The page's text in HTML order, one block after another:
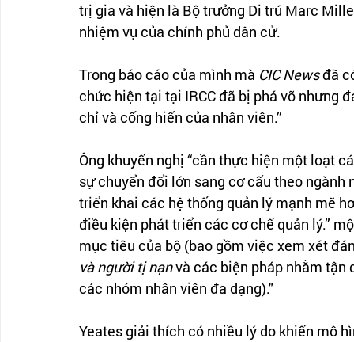
trị gia và hiện là Bộ trưởng Di trú Marc
nhiệm vụ của chính phủ dân cử.
Trong báo cáo của mình mà CIC News đã
chức hiện tại tại IRCC đã bị phá vỡ nhưng
chỉ và cống hiến của nhân viên.”
Ông khuyến nghị “cần thực hiện một loạt
sự chuyển đổi lớn sang cơ cấu theo
triển khai các hệ thống quản lý mạnh mẽ
điều kiện phát triển các cơ chế quản lý.”
mục tiêu của bộ (bao gồm việc xem xét
và người tị nạn và các biện pháp nhằm tận
các nhóm nhân viên đa dạng)."
Yeates giải thích có nhiều lý do khiến mô